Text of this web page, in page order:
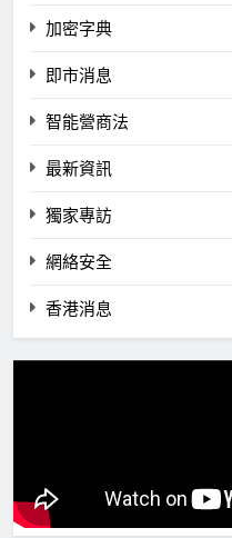
加密字典
即市消息
智能營商法
最新資訊
獨家專訪
網絡安全
香港消息